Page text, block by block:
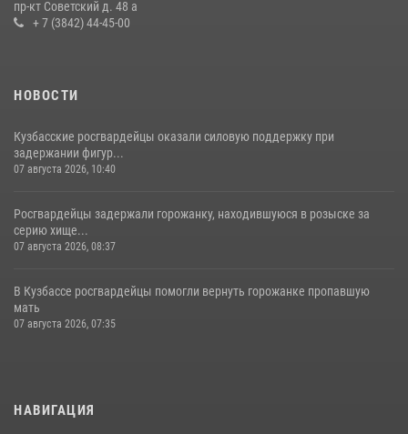
16 июля 2026, 06:43
пр-кт Советский д. 48 а
+ 7 (3842) 44-45-00
НОВОСТИ
Кузбасские росгвардейцы оказали силовую поддержку при
задержании фигур...
07 августа 2026, 10:40
Росгвардейцы задержали горожанку, находившуюся в розыске за
серию хище...
07 августа 2026, 08:37
В Кузбассе росгвардейцы помогли вернуть горожанке пропавшую
мать
07 августа 2026, 07:35
НАВИГАЦИЯ